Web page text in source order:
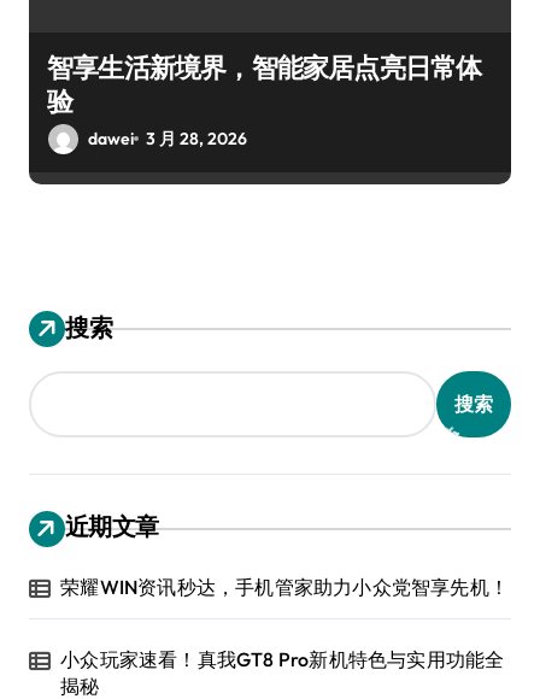
智享生活新境界，智能家居点亮日常体
验
dawei 3 月 28, 2026
搜索
搜索
近期文章
荣耀WIN资讯秒达，手机管家助力小众党智享先机！
小众玩家速看！真我GT8 Pro新机特色与实用功能全
揭秘